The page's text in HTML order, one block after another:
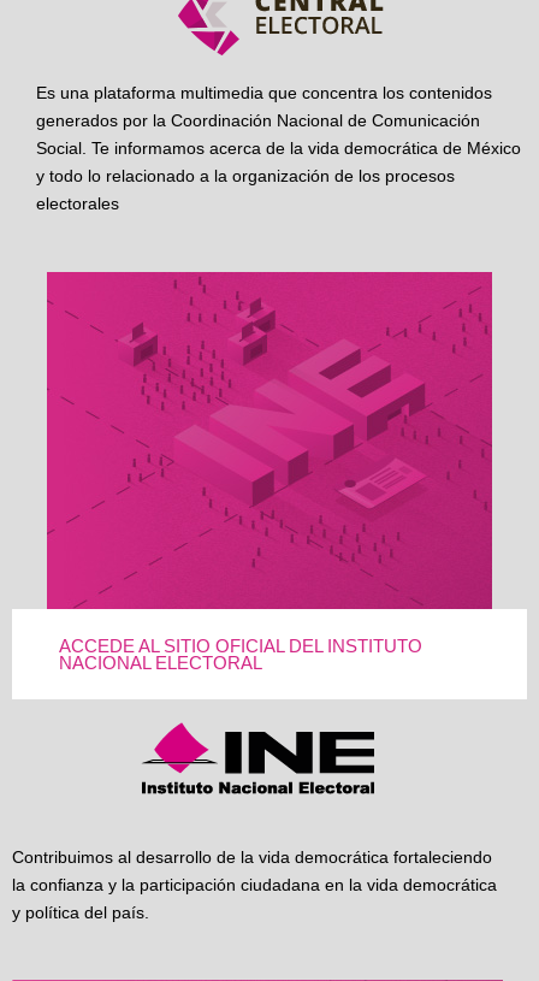
Es una plataforma multimedia que concentra los contenidos
generados por la Coordinación Nacional de Comunicación
Social. Te informamos acerca de la vida democrática de México
y todo lo relacionado a la organización de los procesos
electorales
ACCEDE AL SITIO OFICIAL DEL INSTITUTO
NACIONAL ELECTORAL
Contribuimos al desarrollo de la vida democrática fortaleciendo
la confianza y la participación ciudadana en la vida democrática
y política del país.